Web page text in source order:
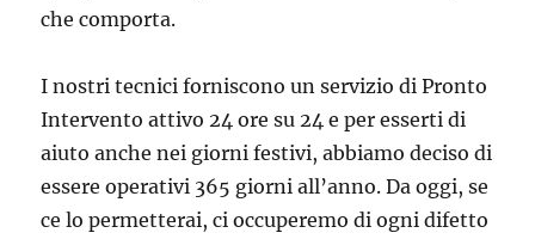
che comporta.
I nostri tecnici forniscono un servizio di Pronto
Intervento attivo 24 ore su 24 e per esserti di
aiuto anche nei giorni festivi, abbiamo deciso di
essere operativi 365 giorni all’anno. Da oggi, se
ce lo permetterai, ci occuperemo di ogni difetto